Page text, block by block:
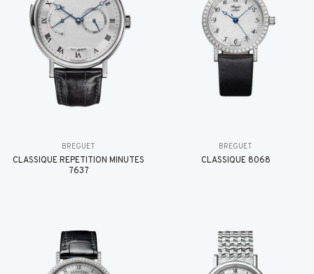
BREGUET
CLASSIQUE RÉPÉTITION MINUTES
7637
BREGUET
CLASSIQUE 8068